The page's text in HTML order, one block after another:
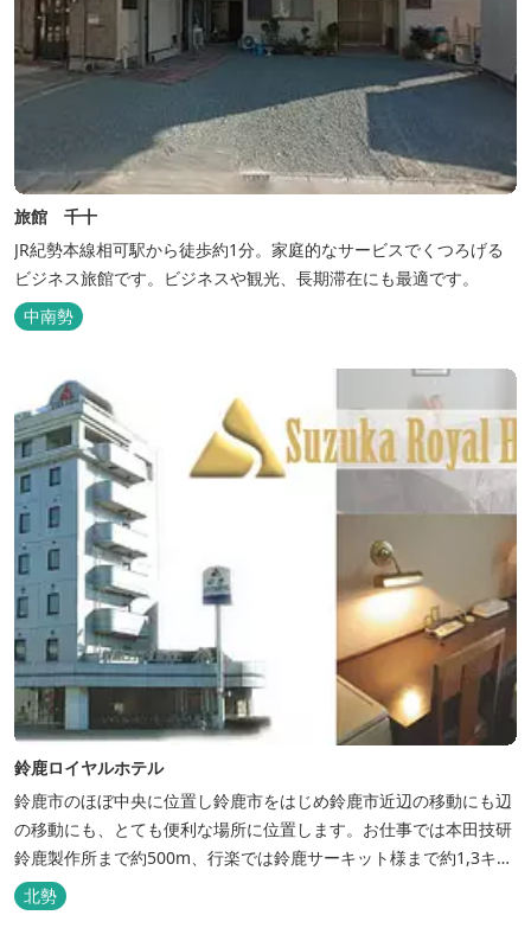
旅館 千十
JR紀勢本線相可駅から徒歩約1分。家庭的なサービスでくつろげる
ビジネス旅館です。ビジネスや観光、長期滞在にも最適です。
中南勢
鈴鹿ロイヤルホテル
鈴鹿市のほぼ中央に位置し鈴鹿市をはじめ鈴鹿市近辺の移動にも辺
の移動にも、とても便利な場所に位置します。お仕事では本田技研
鈴鹿製作所まで約500m、行楽では鈴鹿サーキット様まで約1,3キ
ロ、スポーツ行事では鈴鹿スポーツガーデン様まで約3キロととて
も近い場所にあります。亀山市へのアクセスも便利でシャープ亀山
北勢